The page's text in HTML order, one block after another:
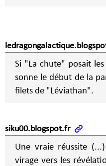
Si "La chute" posait
sonne le début de la
filets de "Léviathan".
siku00.blogspot.fr
Une vraie réussite
virage vers les